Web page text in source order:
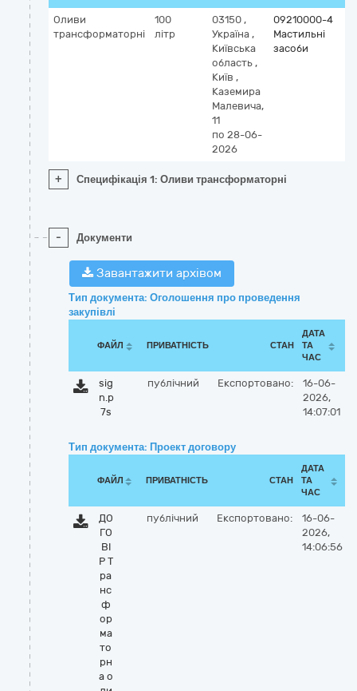
Оливи
трансформаторні
100
літр
03150 ,
Україна ,
Київська
область ,
Київ ,
Каземира
Малевича,
11
по 28-06-
2026
09210000-4
Мастильні
засоби
+ Специфікація 1: Оливи трансформаторні
- Документи
Завантажити архівом
Тип документа: Оголошення про проведення
закупівлі
ФАЙЛ ПРИВАТНІСТЬ СТАН
ДАТА
ТА
ЧАС
sig
n.p
7s
публічний Експортовано:
16-06-
2026,
14:07:01
Тип документа: Проект договору
ФАЙЛ ПРИВАТНІСТЬ СТАН
ДАТА
ТА
ЧАС
ДО
ГО
ВІ
Р Т
ра
нс
ф
ор
ма
то
рн
а о
публічний Експортовано:
16-06-
2026,
14:06:56